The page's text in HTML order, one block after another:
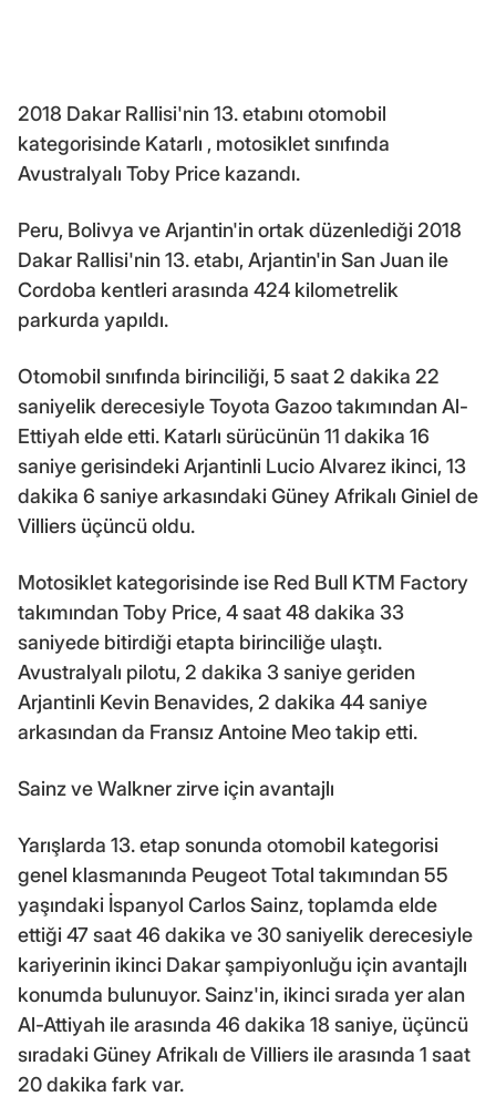
2018 Dakar Rallisi'nin 13. etabını otomobil
kategorisinde Katarlı , motosiklet sınıfında
Avustralyalı Toby Price kazandı.
Peru, Bolivya ve Arjantin'in ortak düzenlediği 2018
Dakar Rallisi'nin 13. etabı, Arjantin'in San Juan ile
Cordoba kentleri arasında 424 kilometrelik
parkurda yapıldı.
Otomobil sınıfında birinciliği, 5 saat 2 dakika 22
saniyelik derecesiyle Toyota Gazoo takımından Al-
Ettiyah elde etti. Katarlı sürücünün 11 dakika 16
saniye gerisindeki Arjantinli Lucio Alvarez ikinci, 13
dakika 6 saniye arkasındaki Güney Afrikalı Giniel de
Villiers üçüncü oldu.
Motosiklet kategorisinde ise Red Bull KTM Factory
takımından Toby Price, 4 saat 48 dakika 33
saniyede bitirdiği etapta birinciliğe ulaştı.
Avustralyalı pilotu, 2 dakika 3 saniye geriden
Arjantinli Kevin Benavides, 2 dakika 44 saniye
arkasından da Fransız Antoine Meo takip etti.
Sainz ve Walkner zirve için avantajlı
Yarışlarda 13. etap sonunda otomobil kategorisi
genel klasmanında Peugeot Total takımından 55
yaşındaki İspanyol Carlos Sainz, toplamda elde
ettiği 47 saat 46 dakika ve 30 saniyelik derecesiyle
kariyerinin ikinci Dakar şampiyonluğu için avantajlı
konumda bulunuyor. Sainz'in, ikinci sırada yer alan
Al-Attiyah ile arasında 46 dakika 18 saniye, üçüncü
sıradaki Güney Afrikalı de Villiers ile arasında 1 saat
20 dakika fark var.